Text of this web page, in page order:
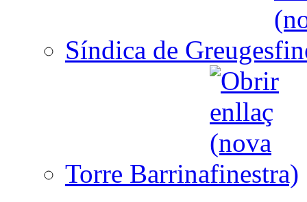
Síndica de Greuges
Torre Barrina